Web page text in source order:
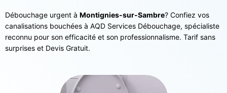
Débouchage urgent à Montignies-sur-Sambre? Confiez vos
canalisations bouchées à AQD Services Débouchage, spécialiste
reconnu pour son efficacité et son professionnalisme. Tarif sans
surprises et Devis Gratuit.